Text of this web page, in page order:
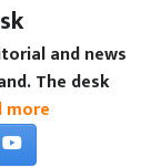
and news
The desk
more